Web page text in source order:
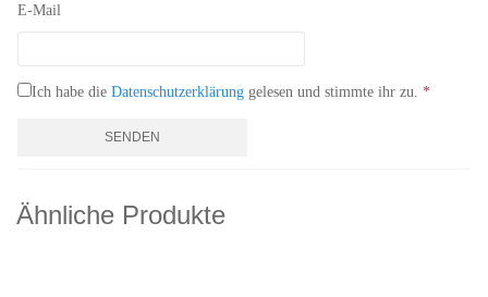
E-Mail
Ich habe die Datenschutzerklärung gelesen und stimmte ihr zu. *
Ähnliche Produkte